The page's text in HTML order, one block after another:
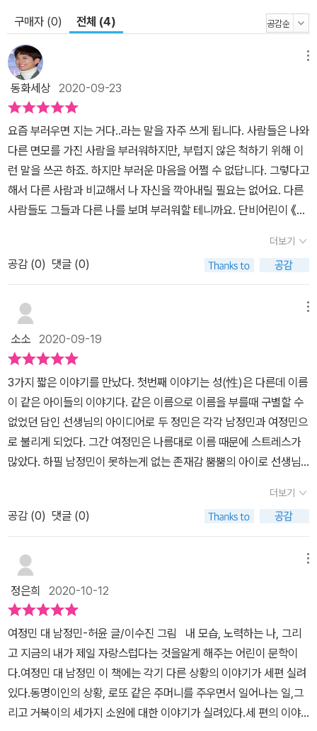
털”을 말하고, 도깨비는 며칠 후 거북이가 말한 소원을 그대로 들어줍
니다. 토끼는 아니지만 빠른 다리와 휙휙 돌아가는 머리, 북슬북슬한
털을 갖게 된 거북이의 모습은 어떨까요? 어쨌거나 이런 신체 조건으
로 토끼와의 경주에서 가뿐하게 이기고, 호랑이에게 잡아먹힐 위험에
서도 벗어나게 되는데요. 거북이는 그토록 원했던 것을 이루었지만,
도깨비에게 찾아가 소원을 다시 들어달라고 말합니다. 과연 뭐라고
말했을까요?
구매자 (0) 전체 (4)
동화세상2020-09-23
요즘 부러우면 지는 거다..라는 말을 자주 쓰게 됩니다. 사람들은 나와
다른 면모를 가진 사람을 부러워하지만, 부럽지 않은 척하기 위해 이
런 말을 쓰곤 하죠. 하지만 부러운 마음을 어쩔 수 없답니다. 그렇다고
해서 다른 사람과 비교해서 나 자신을 깍아내릴 필요는 없어요. 다른
사람들도 그들과 다른 나를 보며 부러워할 테니까요. 단비어린이 《여
운 마음이 꼭 나쁜 마음이 아니라 내가 노력하는 자극제가 될 수도 있
으며, 부러운 마음으로 나와 타인을 깍아내리지 말라고 말하고 있어
요. 이 동화책은 총 3편의 단편으로 엮어진 이야기입니다. 표제작
[여정민 대 남정민]은 같은 반에 이름이 똑같은 두 이정민에 관한 이
생님의 칭찬과 아이들의 인기를 독차지 하는 남자 아이로 남정민으로
부르기로 했어요. 또 다른 이정민은 스스로 별로 특별할 게 없다고 생
각하는 여자아이로 여정민이라 불려요. 여정민의 단짝 친구인 예주는
요즘 남정민에게 관심이 많아요. 여정민은 자신과 항상 비교되는 남
정민 이야기만 하는 예주에게 속상한 마음을 매운 떡볶이로 달래곤
합니다. 그러다 남정민과 마주치게 되는 몇 차례 사건을 겪으면서 여
정민의 가슴이 쿵쾅거리게 되죠. 이후 아빠가 하는 미용실에 남정민
이 손님으로 오고, 떡볶이집에서 당황하는 남정민을 여정민이 도와주
면서 두 사람은 가까워지게 되죠. 헌데 매운 떡볶이를 좋아한다던 남
볶이집을 같이 가야겠다고 생각합니다. [위험한 주머니]는 우연히 공
원에서 주머니를 발견하게 된 경미의 이야기입니다. 좋은 아파트에
늘 좋은 걸 갖고 있는 유정이를 부러워하던 경미는 공원에서 주운 주
머니가 로또 주머니인 걸 알게 되요. 그 주머니는 소중한 건 넣지 말라
는 경고 문구가 있었지만, 물건을 하나 넣으면 두개가 되는 요술 주머
니였죠. 경미는 늘 유정이에게 받기만 했던 게 좋으면서도 기가 죽었
던 터라 요술 주머니로 유정이에게 선물을 주었어요. 그러던 어느 날
유정이가 아빠가 미국에서 사다준 걱정 인형을 경미에게 선물합니다.
더보기
공감 (0) 댓글 (0)
소소 2020-09-19
3가지 짧은 이야기를 만났다. 첫번째 이야기는 성(性)은 다른데 이름
이 같은 아이들의 이야기다. 같은 이름으로 이름을 부를때 구별할 수
없었던 담인 선생님의 아이디어로 두 정민은 각각 남정민과 여정민으
로 불리게 되었다. 그간 여정민은 나름대로 이름 때문에 스트레스가
많았다. 하필 남정민이 못하는게 없는 존재감 뿜뿜의 아이로 선생님
은 존재감 제로로 흔한 여학생 중 한명일 뿐이었기에 같은 이름 때문
에 은근히 비교당해야 했던 서러움이 많았다. 짝꿍 예주는 그런 여정
민의 마음도 모르고 남정민에 대한 칭찬 일색에 반했다며 짝사랑을
시작한다. 어느날, 남정민이 여정민네 미용실에 손님으로 찾아온다.
그게 또 부끄러웠던 여정민. 하지만 남정민은 그녀에게 그녀의 아빠
가 멋있다며 말해주었고, 처음으로 아빠를 멋있는 사람이라 말해준
남정민이 여정민은 싫지 않았다. 그러다 매운 떡볶이를 좋아하는 여
정민을 따라 남정민이 함께 먹으러 다니게 되었는데.. 알고보니 남정
민은 매운 것을 못 먹는다?! 여정민에게는 좋아한다고 햇는데..?! 게
다가 핸드폰 화면에 정민이가 좋다고 씌여있다는건..!!!! 과연 두 아이
사이에는 어떤 변화가 있을까?두번째 이야기는 우연히 마술 주머니
를 발견한 경미의 이야기다. 하나를 넣으면 두개가 되어 나오는 주머
더보기
공감 (0) 댓글 (0)
정은희 2020-10-12
여정민 대 남정민-허윤 글/이수진 그림 내 모습, 노력하는 나, 그리
고 지금의 내가 제일 자랑스럽다는 것을알게 해주는 어린이 문학이
다.여정민 대 남정민 이 책에는 각기 다른 상황의 이야기가 세편 실려
있다.동명이인의 상황, 로또 같은 주머니를 주우면서 일어나는 일,그
리고 거북이의 세가지 소원에 대한 이야기가 실려있다.세 편의 이야